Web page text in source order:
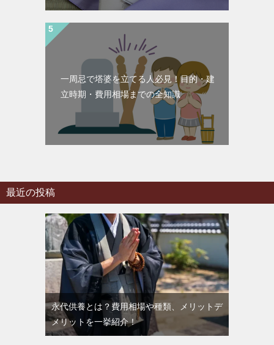
一周忌で塔婆を立てる人必見！目的・建
立時期・費用相場までの全知識
最近の投稿
永代供養とは？費用相場や種類、メリットデ
メリットを一挙紹介！